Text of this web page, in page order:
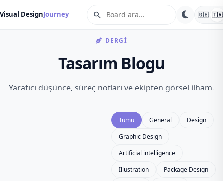
Visual DesignJourney search 🇬🇧 🇹🇷
DERGI
Tasarım Blogu
Yaratıcı düşünce, süreç notları ve ekipten görsel ilham.
Tümü General
Design
Graphic Design
Artificial intelligence
Illustration
Package Design